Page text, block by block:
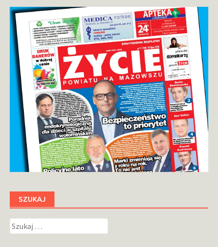
SZUKAJ
Szukaj: